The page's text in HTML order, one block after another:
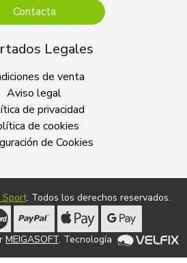
Contacta
Legales
de venta
Aviso legal
de privacidad
de cookies
de Cookies
Sport. Todos los derechos reservados.
MEIGASOFT. Tecnología